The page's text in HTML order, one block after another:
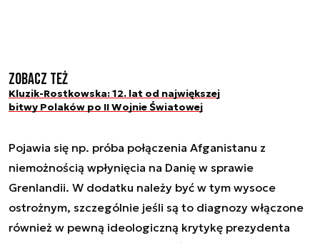
Zobacz też
Kluzik-Rostkowska: 12. lat od największej
bitwy Polaków po II Wojnie Światowej
Pojawia się np. próba połączenia Afganistanu z
niemożnością wpłynięcia na Danię w sprawie
Grenlandii. W dodatku należy być w tym wysoce
ostrożnym, szczególnie jeśli są to diagnozy włączone
również w pewną ideologiczną krytykę prezydenta